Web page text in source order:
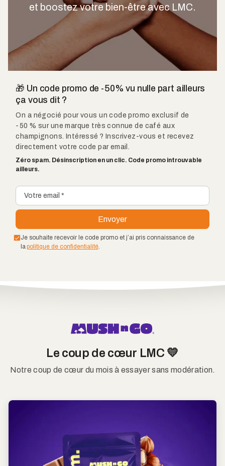
et boostez votre bien-être avec LMC.
🎁 Un code promo de -50% vu nulle part ailleurs
ça vous dit ?
On a négocié pour vous un code promo exclusif de
-50 % sur une marque très connue de café aux
champignons. Intéressé ? Inscrivez-vous et recevez
directement votre code par email.
Zéro spam. Désinscription en un clic. Code promo introuvable
ailleurs.
Je souhaite recevoir le code promo et j’ai pris connaissance de
lapolitique de confidentialité.
Le coup de cœur LMC 💛
Notre coup de cœur du mois à essayer sans modération.